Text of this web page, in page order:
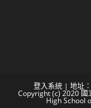
登入系統 | 地址
Copyright (c) 2020 國
High School